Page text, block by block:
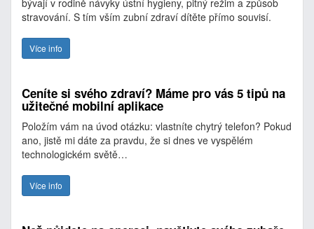
bývají v rodině návyky ústní hygieny, pitný režim a způsob
stravování. S tím vším zubní zdraví dítěte přímo souvisí.
Více info
Ceníte si svého zdraví? Máme pro vás 5 tipů na
užitečné mobilní aplikace
Položím vám na úvod otázku: vlastníte chytrý telefon? Pokud
ano, jistě mi dáte za pravdu, že si dnes ve vyspělém
technologickém světě…
Více info